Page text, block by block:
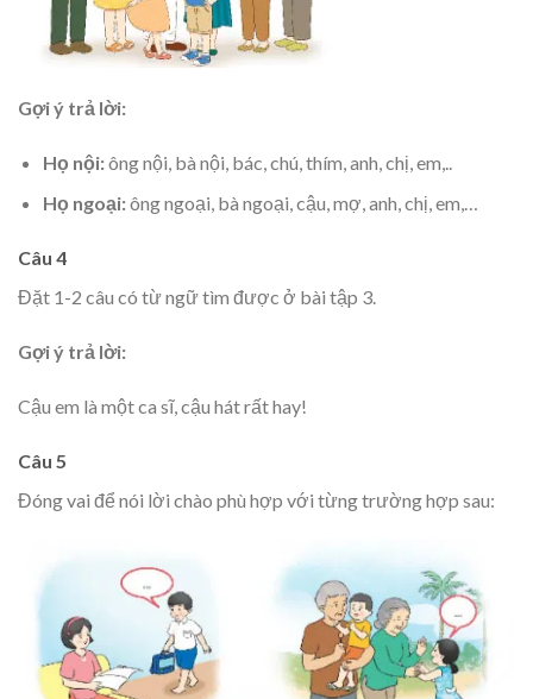
Gợi ý trả lời:
Họ nội:ông nội, bà nội, bác, chú, thím, anh, chị, em,..
Họ ngoại:ông ngoại, bà ngoại, cậu, mợ, anh, chị, em,…
Câu 4
Đặt 1-2 câu có từ ngữ tìm được ở bài tập 3.
Gợi ý trả lời:
Cậu em là một ca sĩ, cậu hát rất hay!
Câu 5
Đóng vai để nói lời chào phù hợp với từng trường hợp sau: